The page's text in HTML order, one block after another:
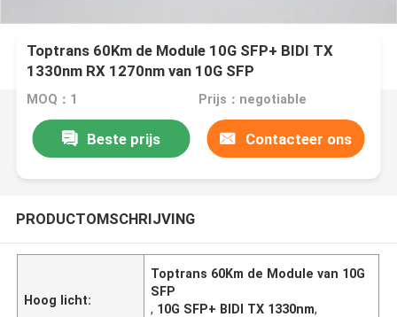
Toptrans 60Km de Module 10G SFP+ BIDI TX
1330nm RX 1270nm van 10G SFP
MOQ：1 Prijs：negotiable
Beste prijs Contacteer ons
PRODUCTOMSCHRIJVING
Hoog licht:
Toptrans 60Km de Module van 10G
SFP
, 10G SFP+ BIDI TX 1330nm,